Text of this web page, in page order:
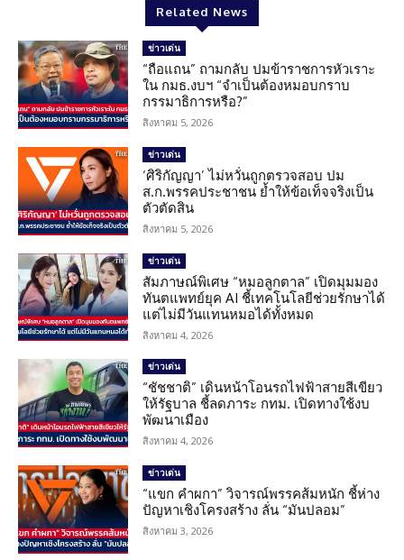
Related News
ข่าวเด่น
“ถือแถน” ถามกลับ ปมข้าราชการหัวเราะ
ใน กมธ.งบฯ “จำเป็นต้องหมอบกราบ
กรรมาธิการหรือ?”
สิงหาคม 5, 2026
ข่าวเด่น
‘ศิริกัญญา’ ไม่หวั่นถูกตรวจสอบ ปม
ส.ก.พรรคประชาชน ย้ำให้ข้อเท็จจริงเป็น
ตัวตัดสิน
สิงหาคม 5, 2026
ข่าวเด่น
สัมภาษณ์พิเศษ “หมอลูกตาล” เปิดมุมมอง
ทันตแพทย์ยุค AI ชี้เทคโนโลยีช่วยรักษาได้
แต่ไม่มีวันแทนหมอได้ทั้งหมด
สิงหาคม 4, 2026
ข่าวเด่น
“ชัชชาติ” เดินหน้าโอนรถไฟฟ้าสายสีเขียว
ให้รัฐบาล ชี้ลดภาระ กทม. เปิดทางใช้งบ
พัฒนาเมือง
สิงหาคม 4, 2026
ข่าวเด่น
“แขก คำผกา” วิจารณ์พรรคส้มหนัก ชี้ห่าง
ปัญหาเชิงโครงสร้าง ลั่น “มันปลอม”
สิงหาคม 3, 2026